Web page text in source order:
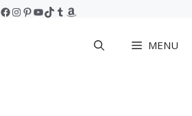
Facebook
Instagram
Pinterest
YouTube
TikTok
Tumblr
Amazon
MENU